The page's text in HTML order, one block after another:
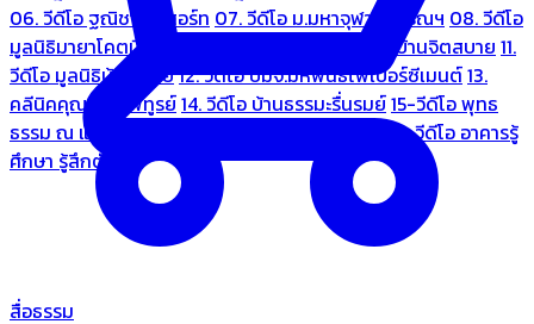
06. วีดีโอ ฐณิชาฌ์รีสอร์ท 07. วีดีโอ ม.มหาจุฬาลงกรณฯ 08. วีดีโอ
มูลนิธิมายาโคตมี
10. วีดีโอ บ้านจิตสบาย 11.
วีดีโอ มูลนิธิบ้านอารีย์12. วีดีโอ บมจ.มหพันธ์ไฟเบอร์ซีเมนต์13.
คลีนิคคุณหมอไพทูรย์14. วีดีโอ บ้านธรรมะรื่นรมย์15-วีดีโอ พุทธ
ธรรม ณ แดนพุทธภูมิ
19. วีดีโอ อาคารรู้
ศึกษา รู้สึกตัว
สื่อธรรม